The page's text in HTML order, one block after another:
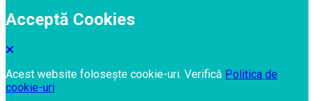
Acceptă Cookies
Acest website folosește cookie-uri. Verifică Politica de
cookie-uri